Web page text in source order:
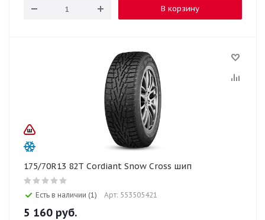
В корзину
175/70R13 82T Cordiant Snow Cross шип
Есть в наличии (1) Арт: 553505421
5 160 руб.